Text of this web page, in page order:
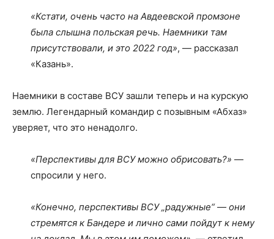
«Кстати, очень часто на Авдеевской промзоне
была слышна польская речь. Наемники там
присутствовали, и это 2022 год», — рассказал
«Казань».
Наемники в составе ВСУ зашли теперь и на курскую
землю. Легендарный командир с позывным «Абхаз»
уверяет, что это ненадолго.
«Перспективы для ВСУ можно обрисовать?» —
спросили у него.
«Конечно, перспективы ВСУ „радужные“ — они
стремятся к Бандере и лично сами пойдут к нему